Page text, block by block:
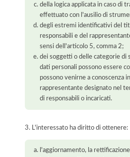
della logica applicata in caso di
effettuato con l'ausilio di
degli estremi identificativi del
responsabili e del
sensi dell'articolo 5, comma 2;
dei soggetti o delle categorie di
dati personali possono essere
possono venirne a conoscenza
rappresentante designato nel
di responsabili o incaricati.
3. L'interessato ha diritto di ottenere:
l'aggiornamento, la